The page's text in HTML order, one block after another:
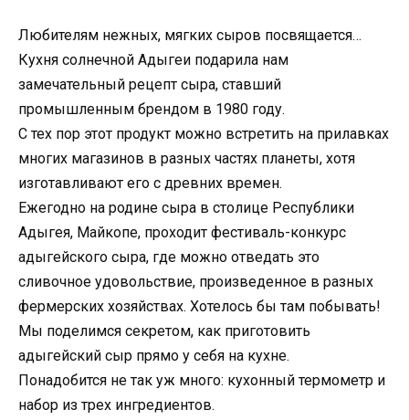
Любителям нежных, мягких сыров посвящается…
Кухня солнечной Адыгеи подарила нам
замечательный рецепт сыра, ставший
промышленным брендом в 1980 году.
С тех пор этот продукт можно встретить на прилавках
многих магазинов в разных частях планеты, хотя
изготавливают его с древних времен.
Ежегодно на родине сыра в столице Республики
Адыгея, Майкопе, проходит фестиваль-конкурс
адыгейского сыра, где можно отведать это
сливочное удовольствие, произведенное в разных
фермерских хозяйствах. Хотелось бы там побывать!
Мы поделимся секретом, как приготовить
адыгейский сыр прямо у себя на кухне.
Понадобится не так уж много: кухонный термометр и
набор из трех ингредиентов.